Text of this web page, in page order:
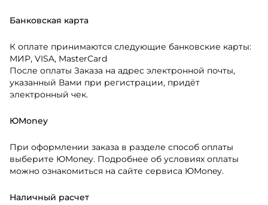
Банковская карта
К оплате принимаются следующие банковские карты:
МИР, VISA, MasterCard
После оплаты Заказа на адрес электронной почты,
указанный Вами при регистрации, придёт
электронный чек.
ЮMoney
При оформлении заказа в разделе способ оплаты
выберите ЮMoney. Подробнее об условиях оплаты
можно ознакомиться на сайте сервиса ЮMoney.
Наличный расчет